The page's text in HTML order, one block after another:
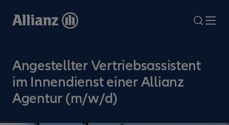
zum
search
Angestellter Vertriebsassistent
im Innendienst einer Allianz
Agentur (m/w/d)